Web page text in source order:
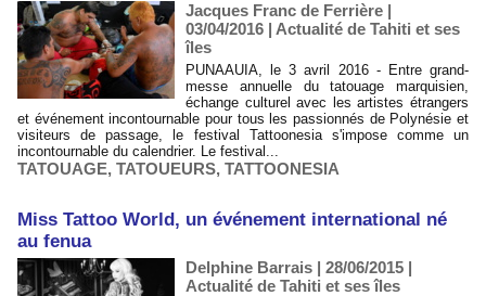
Jacques Franc de Ferrière |
03/04/2016 | Actualité de Tahiti et ses
îles
PUNAAUIA, le 3 avril 2016 - Entre grand-
messe annuelle du tatouage marquisien,
échange culturel avec les artistes étrangers
et événement incontournable pour tous les passionnés de Polynésie et
visiteurs de passage, le festival Tattoonesia s'impose comme un
incontournable du calendrier. Le festival...
TATOUAGE, TATOUEURS, TATTOONESIA
Miss Tattoo World, un événement international né
au fenua
Delphine Barrais | 28/06/2015 |
Actualité de Tahiti et ses îles